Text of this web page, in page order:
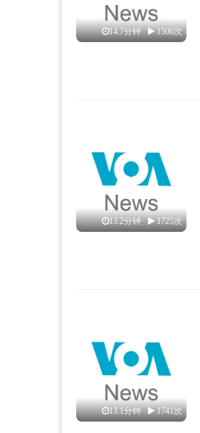
14.7分钟 1506次
13.2分钟 1725次
13.1分钟 1741次